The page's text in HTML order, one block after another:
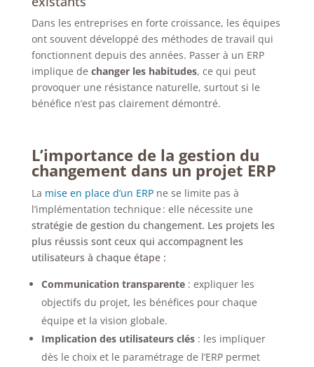
Dans les entreprises en forte croissance, les équipes
ont souvent développé des méthodes de travail qui
fonctionnent depuis des années. Passer à un ERP
implique de changer les habitudes, ce qui peut
provoquer une résistance naturelle, surtout si le
bénéfice n’est pas clairement démontré.
L’importance de la gestion du
changement dans un projet ERP
La mise en place d’un ERPne se limite pas à
l’implémentation technique : elle nécessite une
stratégie de gestion du changement. Les projets les
plus réussis sont ceux qui accompagnent les
utilisateurs à chaque étape :
Communication transparente: expliquer les
objectifs du projet, les bénéfices pour chaque
équipe et la vision globale.
Implication des utilisateurs clés: les impliquer
dès le choix et le paramétrage de l’ERP permet